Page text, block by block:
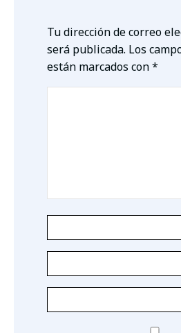
Tu dirección de correo
será publicada. Los
están marcados con*